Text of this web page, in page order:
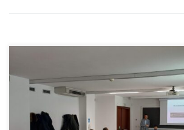
Il giorno mercoledì 10 dicembre 2025
Baglioni, tecnico della Regione Veneto
infrastrutture, ha tenuto un seminario dedicato
Pedemontana Veneta), con particolare